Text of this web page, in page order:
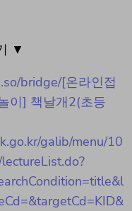
▼
bridge/[온라인접
이] 책날개2(초등
galib/menu/10